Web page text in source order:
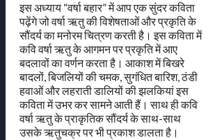
इस अध्याय “वर्षा बहार” में आप एक सुंदर कविता
पढ़ेंगे जो वर्षा ऋतु की विशेषताओं और प्रकृति के
सौंदर्य का मनोरम चित्रण करती है। इस कविता में
कवि वर्षा ऋतु के आगमन पर प्रकृति में आए
बदलावों का वर्णन करता है। आकाश में बिखरे
बादलों, बिजलियों की चमक, सुगंधित बारिश, ठंडी
हवाओं और लहराती डालियों की झलकियां इस
कविता में उभर कर सामने आती हैं। साथ ही कवि
वर्षा ऋतु के प्राकृतिक सौंदर्य के साथ-साथ
उसके ऋतुचक्र पर भी प्रकाश डालता है।